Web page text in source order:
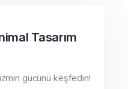
Tasarım
gücünü keşfedin!